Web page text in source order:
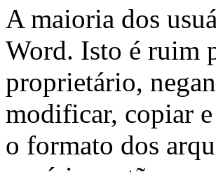
A maioria dos
Word. Isto é ruim
proprietário,
modificar, copiar
o formato dos